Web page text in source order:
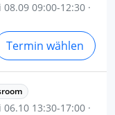
09:00-12:30 ·
Termin wählen
13:30-17:00 ·